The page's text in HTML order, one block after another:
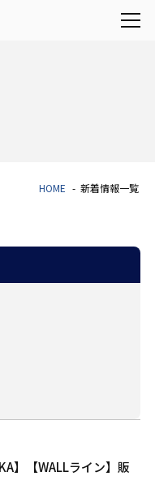
HOME 新着情報一覧
】【WALLライン】販